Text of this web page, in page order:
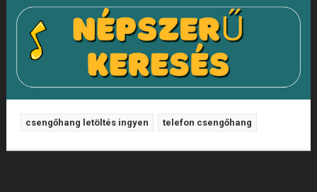
csengőhang letöltés ingyen telefon csengőhang